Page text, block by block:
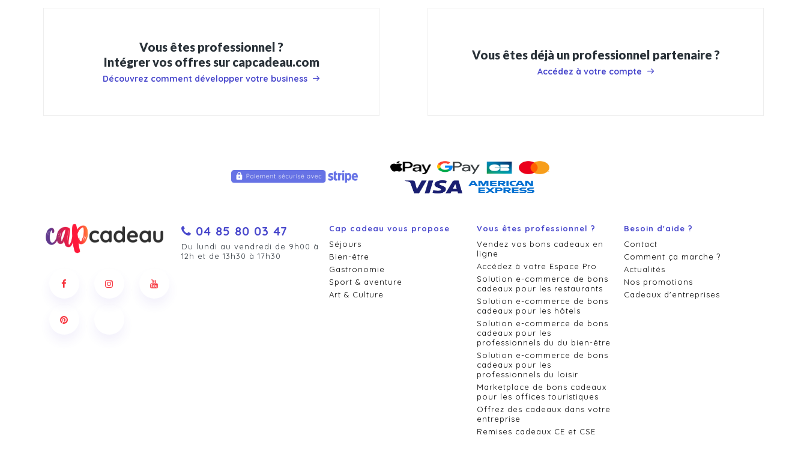
Vous êtes professionnel ?
Intégrer vos offres sur capcadeau.com
Découvrez comment développer votre business
Vous êtes déjà un professionnel partenaire ?
Accédez à votre compte
04 85 80 03 47
Du lundi au vendredi de 9h00 à
12h et de 13h30 à 17h30
Cap cadeau vous propose
Séjours
Bien-être
Gastronomie
Sport & aventure
Art & Culture
Vous êtes professionnel ?
Vendez vos bons cadeaux en
ligne
Accédez à votre Espace Pro
Solution e-commerce de bons
cadeaux pour les restaurants
Solution e-commerce de bons
cadeaux pour les hôtels
Solution e-commerce de bons
cadeaux pour les
professionnels du du bien-être
Solution e-commerce de bons
cadeaux pour les
professionnels du loisir
Marketplace de bons cadeaux
pour les offices touristiques
Offrez des cadeaux dans votre
entreprise
Remises cadeaux CE et CSE
Besoin d'aide ?
Contact
Comment ça marche ?
Actualités
Nos promotions
Cadeaux d'entreprises